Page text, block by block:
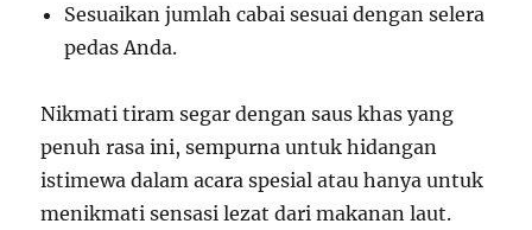
Sesuaikan jumlah cabai sesuai dengan selera
pedas Anda.
Nikmati tiram segar dengan saus khas yang
penuh rasa ini, sempurna untuk hidangan
istimewa dalam acara spesial atau hanya untuk
menikmati sensasi lezat dari makanan laut.